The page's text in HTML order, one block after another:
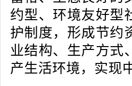
约型、环境友好型
护制度，形成节约
业结构、生产方式
产生活环境，实现